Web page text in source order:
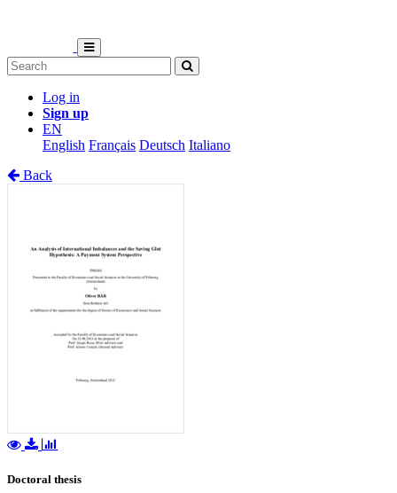
Log in
Sign up
EN
English Français Deutsch Italiano
Back
Doctoral thesis